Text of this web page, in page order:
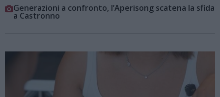
Generazioni a confronto, l’Aperisong scatena la sfida
a Castronno